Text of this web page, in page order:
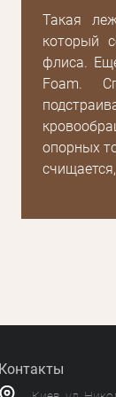
Такая
который
флиса.
Foam.
опорных
Контакты